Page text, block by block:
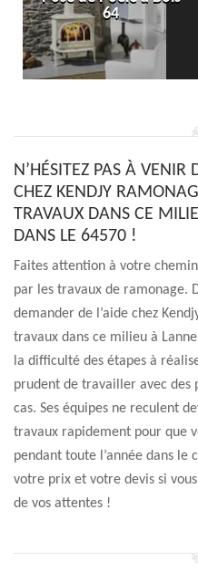
64
N’HÉSITEZ PAS À VENIR
CHEZ KENDJY
TRAVAUX DANS CE
DANS LE 64570 !
Faites attention à votre
par les travaux de ramonage.
demander de l’aide chez
travaux dans ce milieu à
la difficulté des étapes à
prudent de travailler avec des
cas. Ses équipes ne reculent
travaux rapidement pour que
pendant toute l’année dans le
votre prix et votre devis si
de vos attentes !